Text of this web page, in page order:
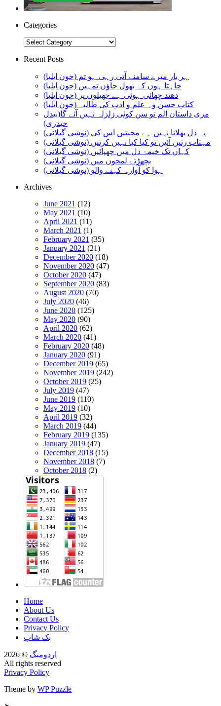
Categories
Categories
Recent Posts
ہر بار میرے سامنے آتی رہی ہو تم (جون ایلیا)
چاہتا ہوں کہ بھول جاؤں تمہیں (جون ایلیا)
دھند چھائی ہوئی ہے جھیلوں پر (جون ایلیا)
کتاب حسن وہ علم و ادب کی طالبہ (جون ایلیا)
مری داستان الم تو سن کوئی زلزلہ نہیں آئے گا(بیدل
حیدری)
یہ دل بھلاتا نہیں ہے محبتیں اس کی (نوشی گیلانی)
مہتاب رتیں آئیں تو کیا کیا نہیں کرتیں (نوشی گیلانی)
کہاں تک خیمۂ دل میں چھپائیں (نوشی گیلانی)
بچھڑتے لمحوں میں (نوشی گیلانی)
ہوا کو آوارہ کہنے والو (نوشی گیلانی)
Archives
June 2021 (12)
May 2021 (10)
April 2021 (11)
March 2021 (1)
February 2021 (35)
January 2021 (21)
December 2020 (18)
November 2020 (47)
October 2020 (47)
September 2020 (83)
August 2020 (70)
July 2020 (46)
June 2020 (125)
May 2020 (90)
April 2020 (62)
March 2020 (41)
February 2020 (48)
January 2020 (91)
December 2019 (65)
November 2019 (242)
October 2019 (25)
July 2019 (47)
June 2019 (110)
May 2019 (10)
April 2019 (32)
March 2019 (44)
February 2019 (135)
January 2019 (47)
December 2018 (15)
November 2018 (7)
October 2018 (2)
Home
About Us
Contact Us
Privacy Policy
بک شاپ
اردومیگ © 2026
All rights reserved
Privacy Policy
Theme by WP Puzzle